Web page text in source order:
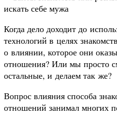
Когда дело доходит до
технологий в целях
о влиянии, которое они
отношения? Или мы просто
остальные, и делаем так же?
Вопрос влияния способа
отношений занимал многих